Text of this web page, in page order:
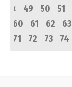
‹
49 50 51
60
61 62 63
71
72 73 74